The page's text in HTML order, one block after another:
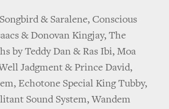
& Saralene, Conscious
& Donovan Kingjay, The
by Teddy Dan & Ras Ibi, Moa
Jadgment & Prince David,
Echotone Special King Tubby,
Sound System, Wandem